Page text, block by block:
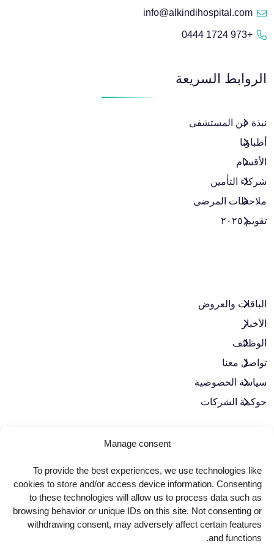
Manage consent
To provide the best experiences, we use technologies like
cookies to store and/or access device information. Consenting
to these technologies will allow us to process data such as
browsing behavior or unique IDs on this site. Not consenting or
withdrawing consent, may adversely affect certain features
and functions.
التخدير وإدارة الألم
info@alkindihospital.com
+973 1724 0444
الروابط السريعة
نبذة عن المستشفى
أطباؤنا
الأقسام
شركاء التأمين
ملاحظات المرضى
تقويم ٢٠٢٥
الباقات والعروض​
الأخبار
الوظائف
تواصل معنا
سياسة الخصوصية
حوكمة الشركات